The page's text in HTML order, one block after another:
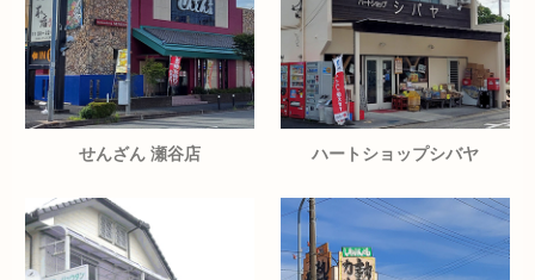
せんざん 瀬谷店 ハートショップシバヤ